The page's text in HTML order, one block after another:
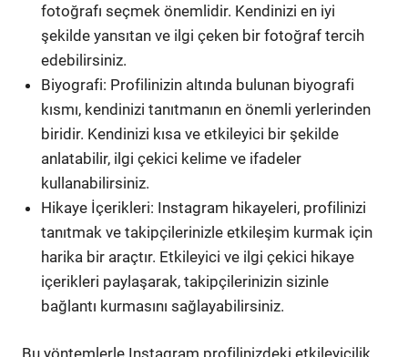
fotoğrafı seçmek önemlidir. Kendinizi en iyi
şekilde yansıtan ve ilgi çeken bir fotoğraf tercih
edebilirsiniz.
Biyografi: Profilinizin altında bulunan biyografi
kısmı, kendinizi tanıtmanın en önemli yerlerinden
biridir. Kendinizi kısa ve etkileyici bir şekilde
anlatabilir, ilgi çekici kelime ve ifadeler
kullanabilirsiniz.
Hikaye İçerikleri: Instagram hikayeleri, profilinizi
tanıtmak ve takipçilerinizle etkileşim kurmak için
harika bir araçtır. Etkileyici ve ilgi çekici hikaye
içerikleri paylaşarak, takipçilerinizin sizinle
bağlantı kurmasını sağlayabilirsiniz.
Bu yöntemlerle Instagram profilinizdeki etkileyicilik